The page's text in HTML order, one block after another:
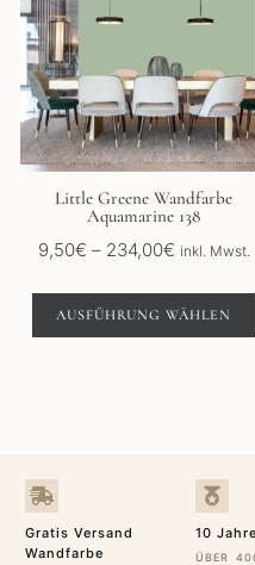
Little Greene Wandfarbe
Aquamarine 138
9,50€ – 234,00€
bis
234,00€
inkl. Mwst.
AUSFÜHRUNG WÄHLEN
mehrere
auf.
Die
Optionen
können
auf
der
Produktseite
gewählt
Gratis Versand
Wandfarbe
10
ÜBER